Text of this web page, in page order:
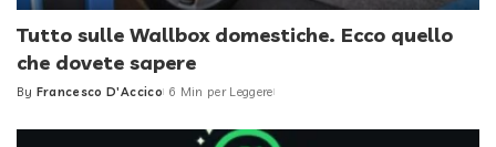
Tutto sulle Wallbox domestiche. Ecco quello
che dovete sapere
Posted
By Francesco D'Accico 6 Min per Leggere